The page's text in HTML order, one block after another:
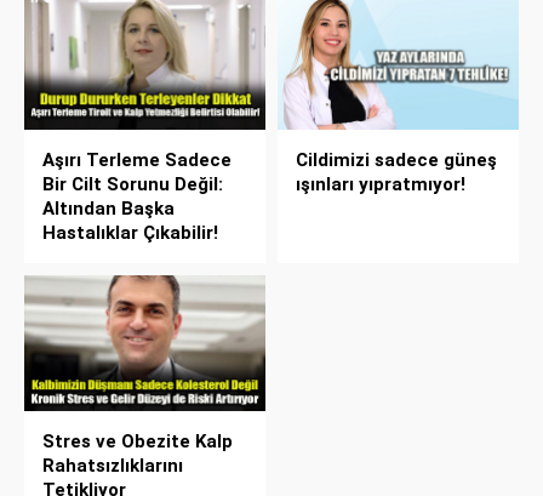
Aşırı Terleme Sadece
Bir Cilt Sorunu Değil:
Altından Başka
Hastalıklar Çıkabilir!
Cildimizi sadece güneş
ışınları yıpratmıyor!
Stres ve Obezite Kalp
Rahatsızlıklarını
Tetikliyor